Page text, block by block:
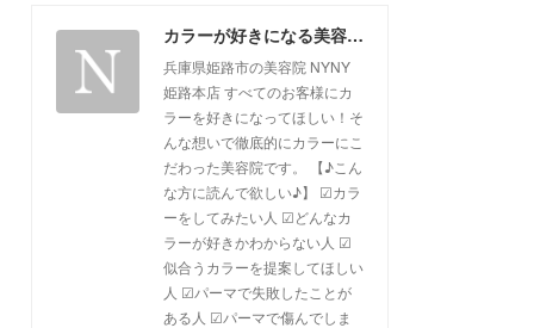
カラーが好きになる美容院『NYNY姫路本店』ブログ
兵庫県姫路市の美容院 NYNY
姫路本店 すべてのお客様にカ
ラーを好きになってほしい！そ
んな想いで徹底的にカラーにこ
だわった美容院です。 【♪こん
な方に読んで欲しい♪】 ☑カラ
ーをしてみたい人 ☑どんなカ
ラーが好きかわからない人 ☑
似合うカラーを提案してほしい
人 ☑パーマで失敗したことが
ある人 ☑パーマで傷んでしま